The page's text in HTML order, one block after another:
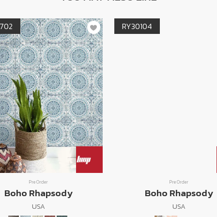
Pre Order
Boho Rhapsody
USA
RY30104
Pre Order
Boho Rhapsody
USA